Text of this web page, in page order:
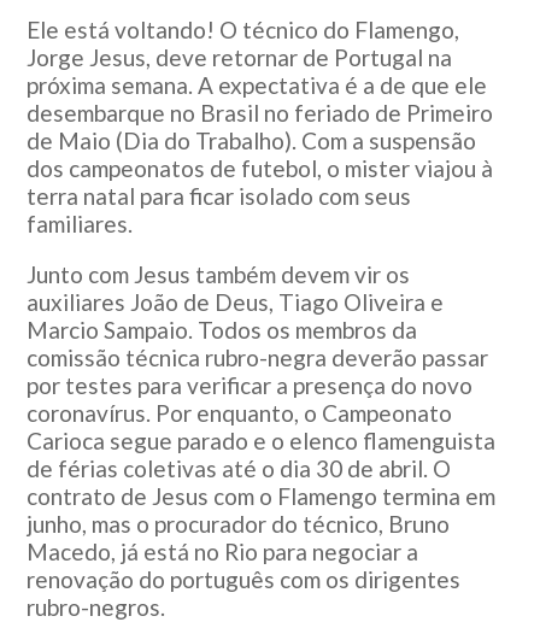
Ele está voltando! O técnico do Flamengo,
Jorge Jesus, deve retornar de Portugal na
próxima semana. A expectativa é a de que ele
desembarque no Brasil no feriado de Primeiro
de Maio (Dia do Trabalho). Com a suspensão
dos campeonatos de futebol, o mister viajou à
terra natal para ficar isolado com seus
familiares.
Junto com Jesus também devem vir os
auxiliares João de Deus, Tiago Oliveira e
Marcio Sampaio. Todos os membros da
comissão técnica rubro-negra deverão passar
por testes para verificar a presença do novo
coronavírus. Por enquanto, o Campeonato
Carioca segue parado e o elenco flamenguista
de férias coletivas até o dia 30 de abril. O
contrato de Jesus com o Flamengo termina em
junho, mas o procurador do técnico, Bruno
Macedo, já está no Rio para negociar a
renovação do português com os dirigentes
rubro-negros.